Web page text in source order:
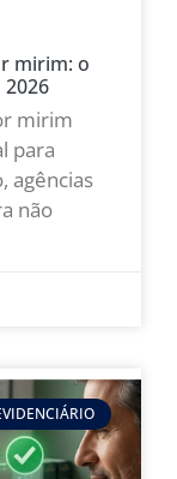
mirim: o
mirim
para
agências
não